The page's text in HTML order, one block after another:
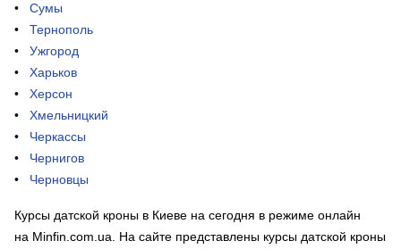
Сумы
Тернополь
Ужгород
Харьков
Херсон
Хмельницкий
Черкассы
Чернигов
Черновцы
Курсы датской кроны в Киеве на сегодня в режиме онлайн
на Minfin.com.ua. На сайте представлены курсы датской кроны